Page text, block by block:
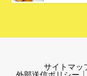
サイトマッ